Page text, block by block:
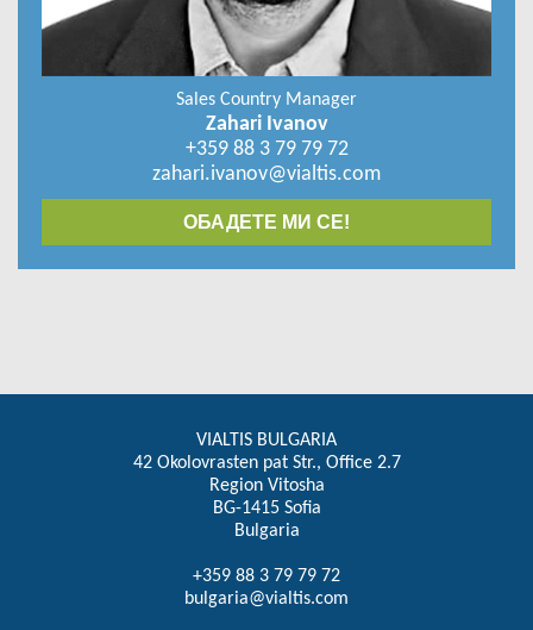
Sales Country Manager
Zahari Ivanov
+359 88 3 79 79 72
zahari.ivanov@vialtis.com
ОБАДЕТЕ МИ СЕ!
VIALTIS BULGARIA
42 Okolovrasten pat Str., Office 2.7
Region Vitosha
BG-1415 Sofia
Bulgaria
+359 88 3 79 79 72
bulgaria@vialtis.com